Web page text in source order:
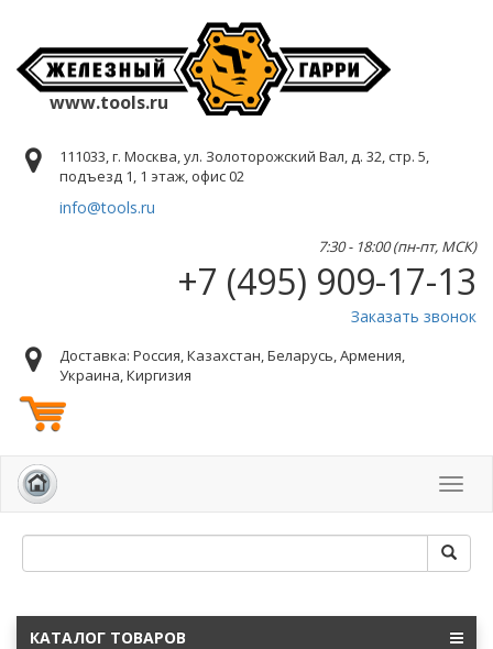
www.tools.ru
111033, г. Москва, ул. Золоторожский Вал, д. 32, стр. 5,
подъезд 1, 1 этаж, офис 02
info@tools.ru
7:30 - 18:00 (пн-пт, МСК)
+7 (495) 909-17-13
Заказать звонок
Доставка: Россия, Казахстан, Беларусь, Армения,
Украина, Киргизия
КАТАЛОГ ТОВАРОВ